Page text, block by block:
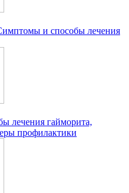
и способы лечения
лечения гайморита,
профилактики